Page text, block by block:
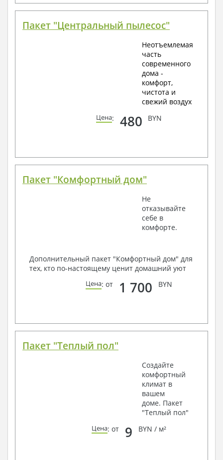
Пакет "Центральный пылесос"
Неотъемлемая
часть
современного
дома -
комфорт,
чистота и
свежий воздух
Цена: 480 BYN
Пакет "Комфортный дом"
Не
отказывайте
себе в
комфорте.
Дополнительный пакет "Комфортный дом" для
тех, кто по-настоящему ценит домашний уют
Цена: от 1 700 BYN
Пакет "Теплый пол"
Создайте
комфортный
климат в
вашем
доме. Пакет
"Теплый пол"
Цена: от 9 BYN / м²